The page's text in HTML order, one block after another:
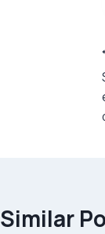
Similar